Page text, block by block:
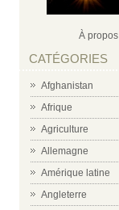
À propos
CATÉGORIES
Afghanistan
Afrique
Agriculture
Allemagne
Amérique latine
Angleterre